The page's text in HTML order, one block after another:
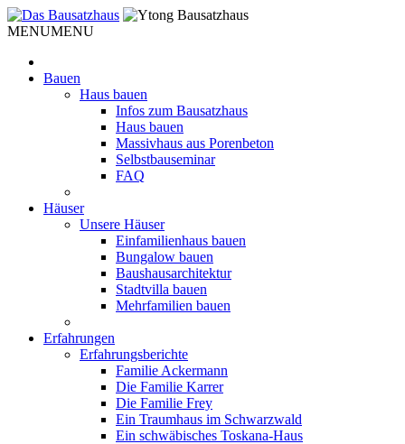
Weiter
zum
MENUMENU
Bauen
Haus bauen
Infos zum Bausatzhaus
Haus bauen
Massivhaus aus Porenbeton
Selbstbauseminar
FAQ
Häuser
Unsere Häuser
Einfamilienhaus bauen
Bungalow bauen
Baushausarchitektur
Stadtvilla bauen
Mehrfamilien bauen
Erfahrungen
Erfahrungsberichte
Familie Ackermann
Die Familie Karrer
Die Familie Frey
Ein Traumhaus im Schwarzwald
Ein schwäbisches Toskana-Haus